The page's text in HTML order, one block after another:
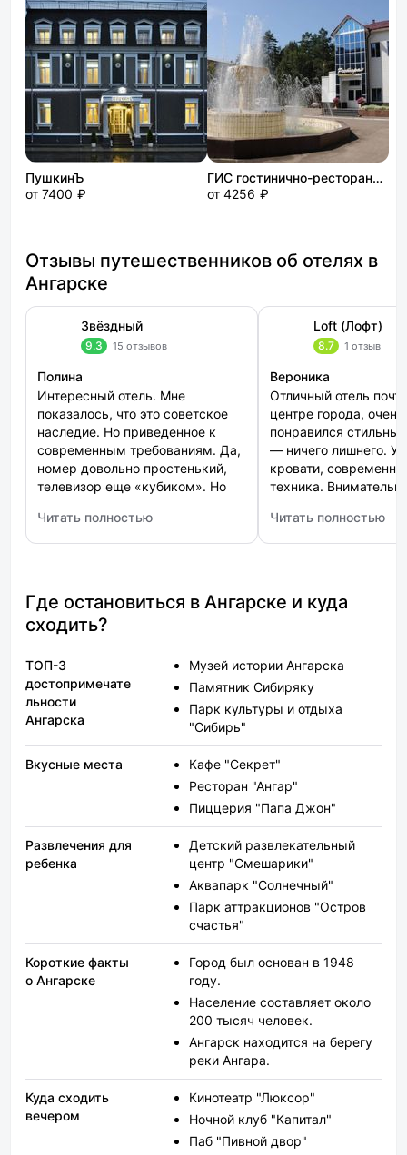
ПушкинЪ
от 7400 ₽
ГИС гостинично-ресторанный комплекс (АНХК)
от 4256 ₽
Отзывы путешественников об отелях в
Ангарске
Звёздный
9.3 15 отзывов
Полина
Интересный отель. Мне
показалось, что это советское
наследие. Но приведенное к
современным требованиям. Да,
номер довольно простенький,
телевизор еще «кубиком». Но
Зато на территории и бассейн, и
зал для мероприятий, ресторан,
Читать полностью
: Звёздный
Loft (Лофт)
8.7 1 отзыв
Вероника
Отличный отель
центре города, очень
понравился
— ничего лишнего.
кровати,
техника.
Читать полностью
: Loft (Лофт)
Где остановиться в Ангарске и куда
сходить?
ТОП-3
достопримечате
льности
Ангарска
Музей истории Ангарска
Памятник Сибиряку
Парк культуры и отдыха
"Сибирь"
Вкусные места
Кафе "Секрет"
Ресторан "Ангар"
Пиццерия "Папа Джон"
Развлечения для
ребенка
Детский развлекательный
центр "Смешарики"
Аквапарк "Солнечный"
Парк аттракционов "Остров
счастья"
Короткие факты
о Ангарске
Город был основан в 1948
году.
Население составляет около
200 тысяч человек.
Ангарск находится на берегу
реки Ангара.
Куда сходить
вечером
Кинотеатр "Люксор"
Ночной клуб "Капитал"
Паб "Пивной двор"